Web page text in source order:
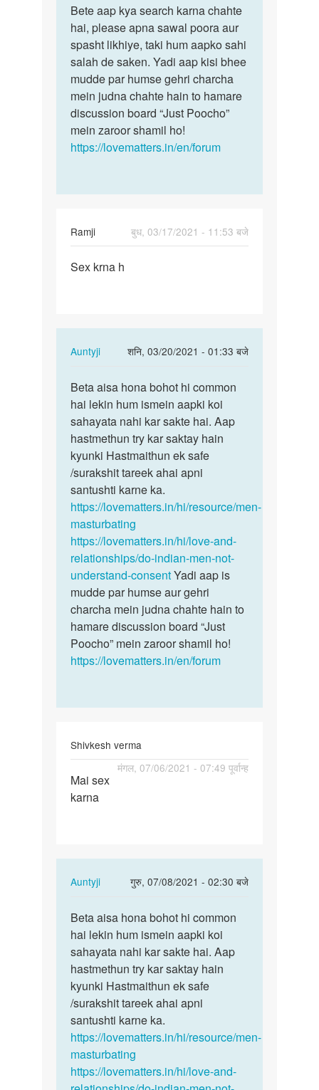
to
Main
search
karna
chahta
hun
by
Rahul
kushvaha
Bete
aap
kya
search
karna…
Bete aap kya search karna chahte
hai, please apna sawal poora aur
spasht likhiye, taki hum aapko sahi
salah de saken. Yadi aap kisi bhee
mudde par humse gehri charcha
mein judna chahte hain to hamare
discussion board “Just Poocho”
mein zaroor shamil ho!
https://lovematters.in/en/forum
Ramji
बुध, 03/17/2021 - 11:53 बजे
Sex
Sex krna h
Auntyji
शनि, 03/20/2021 - 01:33 बजे
In
to
Sex
krna
h
by
Ramji
Beta
aisa
hona
bohot
hi…
Beta aisa hona bohot hi common
hai lekin hum ismein aapki koi
sahayata nahi kar sakte hai. Aap
hastmethun try kar saktay hain
kyunki Hastmaithun ek safe
/surakshit tareek ahai apni
santushti karne ka.
https://lovematters.in/hi/resource/men-
masturbating
https://lovematters.in/hi/love-and-
relationships/do-indian-men-not-
understand-consentYadi aap is
mudde par humse aur gehri
charcha mein judna chahte hain to
hamare discussion board “Just
Poocho” mein zaroor shamil ho!
https://lovematters.in/en/forum
Shivkesh verma
मंगल, 07/06/2021 - 07:49 पूर्वान्ह
Mai
sex
Mai sex
karna
Auntyji
गुरु, 07/08/2021 - 02:30 बजे
In
to
Mai
sex
karna
by
Shivkesh
verma
Beta
aisa
hona
bohot
hi…
Beta aisa hona bohot hi common
hai lekin hum ismein aapki koi
sahayata nahi kar sakte hai. Aap
hastmethun try kar saktay hain
kyunki Hastmaithun ek safe
/surakshit tareek ahai apni
santushti karne ka.
https://lovematters.in/hi/resource/men-
masturbating
https://lovematters.in/hi/love-and-